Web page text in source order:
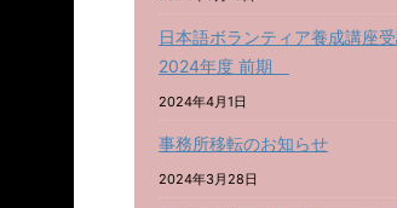
日本語ボランティア養成講座
2024年度 前期
2024年4月1日
事務所移転のお知らせ
2024年3月28日